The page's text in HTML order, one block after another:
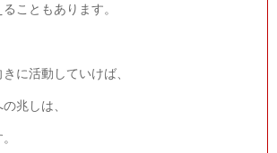
こともあります。
に活動していけば、
兆しは、